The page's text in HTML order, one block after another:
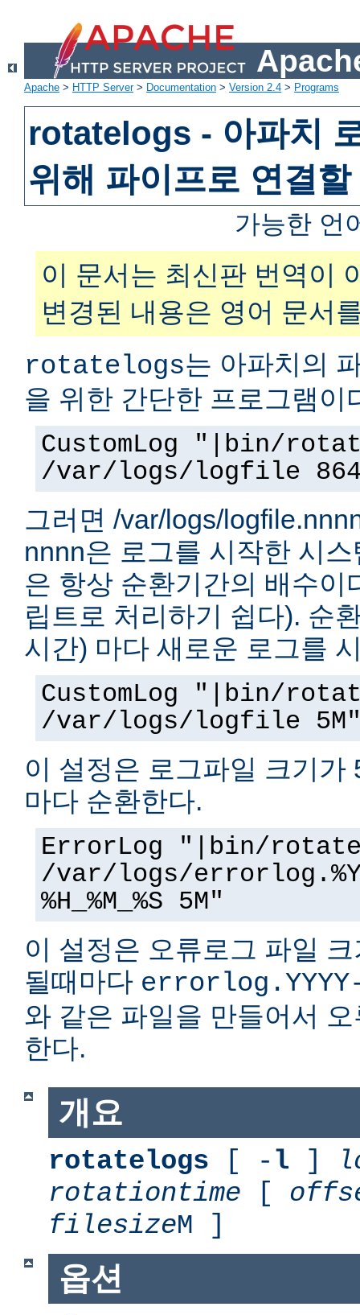
Apache > HTTP Server> Documentation > Version 2.4 > Programs
rotatelogs - 아파치
위해 파이프로 연결
가능한 언
이 문서는 최신판 번역이
변경된 내용은 영어 문서
rotatelogs는 아파치의
을 위한 간단한 프로그램이
CustomLog "|bin/
/var/logs/logfile
그러면 /var/logs/
nnnn은 로그를 시작한 시
은 항상 순환기간의 배수이
립트로 처리하기 쉽다). 순
시간) 마다 새로운 로그를
CustomLog "|bin/
/var/logs/logfile 5M"
이 설정은 로그파일 크기가
마다 순환한다.
ErrorLog "|bin/
/var/logs/errorlog.%Y-
%H_%M_%S 5M"
이 설정은 오류로그 파일
될때마다 errorlog.YYYY-
와 같은 파일을 만들어서
한다.
개요
rotatelogs [ - l ]
rotationtime [
filesizeM ]
옵션